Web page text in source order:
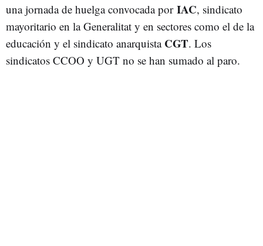
una jornada de huelga convocada por IAC, sindicato
mayoritario en la Generalitat y en sectores como el de la
educación y el sindicato anarquista CGT. Los
sindicatos CCOO y UGT no se han sumado al paro.